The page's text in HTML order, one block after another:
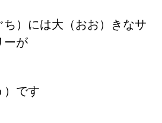
ち）には大（おお）きなサ
ーが
）です